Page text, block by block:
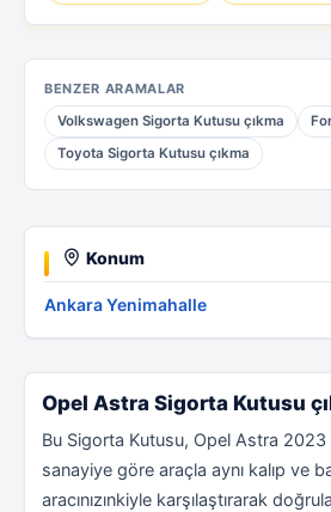
BENZER ARAMALAR
Volkswagen Sigorta Kutusu çıkma
Toyota Sigorta Kutusu çıkma
Konum
Ankara Yenimahalle
Opel Astra Sigorta Kutusu
Bu Sigorta Kutusu, Opel Astra 2023
sanayiye göre araçla aynı kalıp ve
aracınızınkiyle karşılaştırarak